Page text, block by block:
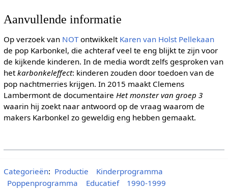
Aanvullende informatie
Op verzoek van NOTontwikkelt Karen van Holst Pellekaan
de pop Karbonkel, die achteraf veel te eng blijkt te zijn voor
de kijkende kinderen. In de media wordt zelfs gesproken van
hetkarbonkeleffect: kinderen zouden door toedoen van de
pop nachtmerries krijgen. In 2015 maakt Clemens
Lambermont de documentaire Het monster van groep 3
waarin hij zoekt naar antwoord op de vraag waarom de
makers Karbonkel zo geweldig eng hebben gemaakt.
Categorieën: Productie
Kinderprogramma
Poppenprogramma
Educatief
1990-1999